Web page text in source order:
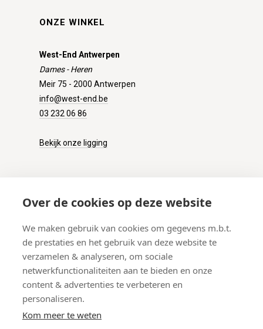
Over de cookies op deze website
We maken gebruik van cookies om gegevens m.b.t.
de prestaties en het gebruik van deze website te
verzamelen & analyseren, om sociale
netwerkfunctionaliteiten aan te bieden en onze
content & advertenties te verbeteren en
personaliseren.
Kom meer te weten
ONZE WINKEL
West-End Antwerpen
Dames - Heren
Meir 75 - 2000 Antwerpen
info@west-end.be
03 232 06 86
Bekijk onze ligging
Verzenden
Retourneren
Betalen
Veelgestelde vragen